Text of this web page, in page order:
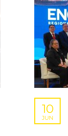
10
JUN